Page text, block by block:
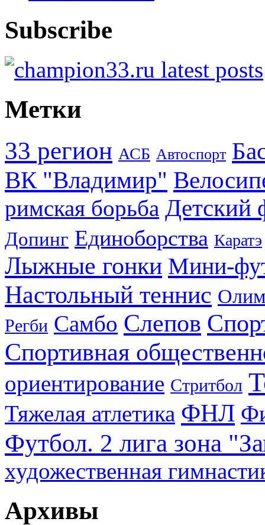
Subscribe
Метки
33 регион АСБ Автоспорт
ВК "Владимир"
римская борьба Детский
Допинг Единоборства Каратэ
Лыжные гонки Мини-
Настольный теннис
Регби Самбо Слепов
Спортивная
ориентирование Стритбол
Тяжелая атлетика ФНЛ
Футбол. 2 лига зона
художественная
Архивы